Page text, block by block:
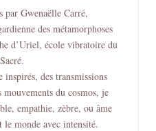
par Gwenaëlle Carré,
des métamorphoses
d’Uriel, école vibratoire du
des transmissions
mouvements du cosmos, je
empathie, zèbre, ou âme
le monde avec intensité.